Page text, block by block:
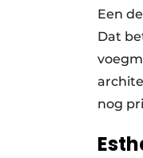
Een
Dat
nog